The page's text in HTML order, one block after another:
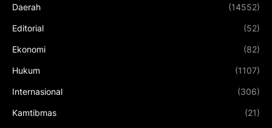
Daerah (14552)
Editorial (52)
Ekonomi (82)
Hukum (1107)
Internasional (306)
Kamtibmas (21)